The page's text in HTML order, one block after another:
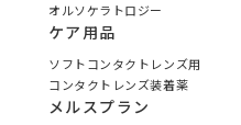
オルソケラトロジー
ケア用品
ソフトコンタクトレンズ用
コンタクトレンズ装着薬
メルスプラン